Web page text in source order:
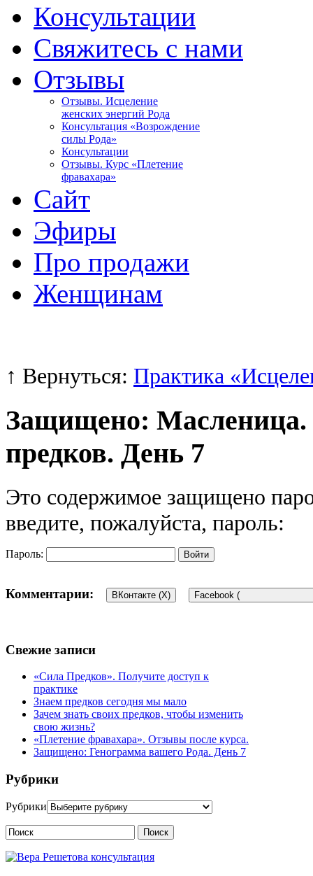
Консультации
Свяжитесь с нами
Отзывы
Отзывы. Исцеление
женских энергий Рода
Консультация «Возрождение
силы Рода»
Консультации
Отзывы. Курс «Плетение
фравахара»
Сайт
Эфиры
Про продажи
Женщинам
↑ Вернуться: Практика
Защищено:
предков. День 7
Это содержимое защищено
введите, пожалуйста, пароль:
Пароль:
Комментарии: ВКонтакте (X) Facebook (
Свежие записи
«Сила Предков». Получите доступ к
практике
Знаем предков сегодня мы мало
Зачем знать своих предков, чтобы изменить
свою жизнь?
«Плетение фравахара». Отзывы после курса.
Защищено: Генограмма вашего Рода. День 7
Рубрики
Рубрики
Поиск